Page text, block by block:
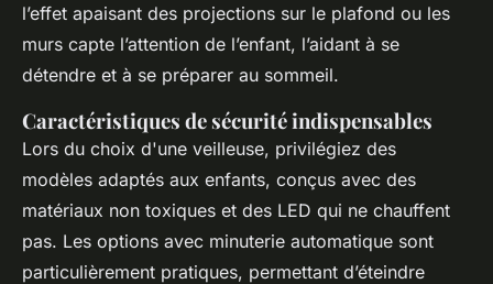
l’effet apaisant des projections sur le plafond ou les
murs capte l’attention de l’enfant, l’aidant à se
détendre et à se préparer au sommeil.
Caractéristiques de sécurité indispensables
Lors du choix d'une veilleuse, privilégiez des
modèles adaptés aux enfants, conçus avec des
matériaux non toxiques et des LED qui ne chauffent
pas. Les options avec minuterie automatique sont
particulièrement pratiques, permettant d’éteindre